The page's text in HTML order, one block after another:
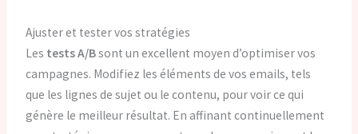
Ajuster et tester vos stratégies
Les tests A/Bsont un excellent moyen d’optimiser vos
campagnes. Modifiez les éléments de vos emails, tels
que les lignes de sujet ou le contenu, pour voir ce qui
génère le meilleur résultat. En affinant continuellement